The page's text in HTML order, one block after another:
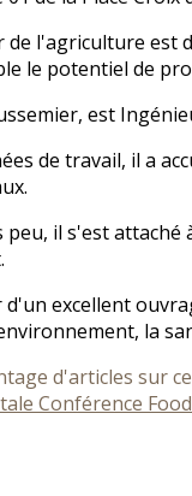
de l'agriculture est
le potentiel de
est
de travail, il a
peu, il s'est
excellent
la
d'articles sur
Conférence Food